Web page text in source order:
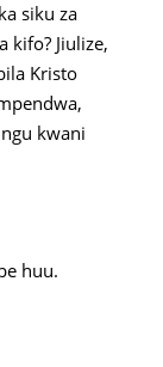
siku za
kifo? Jiulize,
Kristo
kwani
huu.